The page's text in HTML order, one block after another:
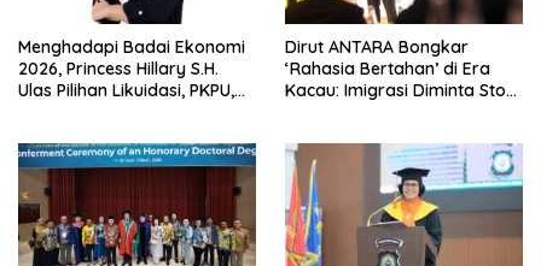
Menghadapi Badai Ekonomi
2026, Princess Hillary S.H.
Ulas Pilihan Likuidasi, PKPU,
Dirut ANTARA Bongkar
‘Rahasia Bertahan’ di Era
Kacau: Imigrasi Diminta Stop